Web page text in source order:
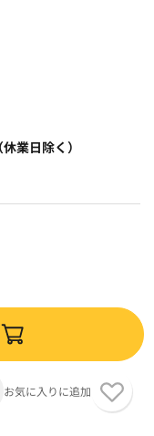
業日除く）
お気に入りに追加